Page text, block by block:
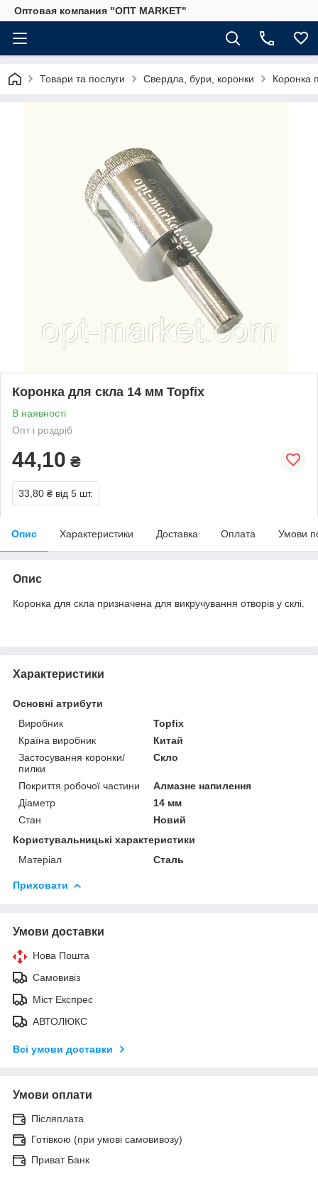
Оптовая компания "ОПТ MARKET"
Товари та послуги Свердла, бури, коронки Коронка
Коронка для скла 14 мм Topfix
В наявності
Опт і роздріб
44,10 ₴
33,80 ₴ від 5 шт.
Опис Характеристики Доставка Оплата Умови
Опис
Коронка для скла призначена для викручування отворів у склі.
Характеристики
Основні атрибути
Виробник
Topfix
Країна виробник
Китай
Застосування коронки/
пилки
Скло
Покриття робочої частини
Алмазне напилення
Діаметр
14 мм
Стан
Новий
Користувальницькі характеристики
Матеріал
Сталь
Приховати
Умови доставки
Нова Пошта
Самовивіз
Міст Експрес
АВТОЛЮКС
Всі умови доставки
Умови оплати
Післяплата
Готівкою (при умові самовивозу)
Приват Банк